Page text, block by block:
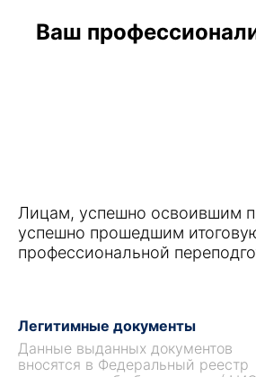
Ваш
Лицам, успешно освоившим
успешно прошедшим
профессиональной
Легитимные документы
Данные выданных документов
вносятся в Федеральный реестр